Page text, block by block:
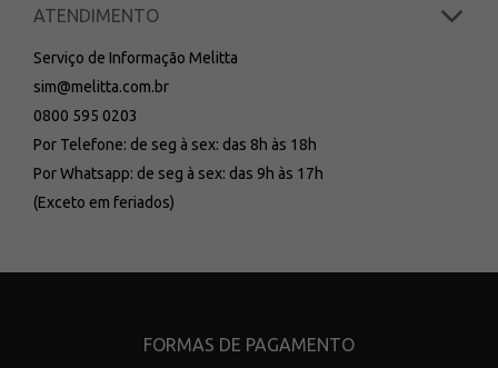
ATENDIMENTO
Serviço de Informação Melitta
sim@melitta.com.br
0800 595 0203
Por Telefone: de seg à sex: das 8h às 18h
Por Whatsapp: de seg à sex: das 9h às 17h
(Exceto em feriados)
FORMAS DE PAGAMENTO